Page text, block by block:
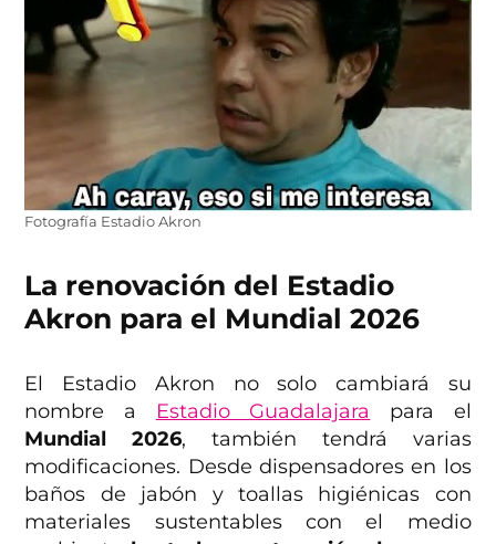
Fotografía Estadio Akron
La renovación del Estadio
Akron para el Mundial 2026
El Estadio Akron no solo cambiará su
nombre a
Estadio Guadalajara
para el
Mundial 2026, también tendrá varias
modificaciones. Desde dispensadores en los
baños de jabón y toallas higiénicas con
materiales sustentables con el medio